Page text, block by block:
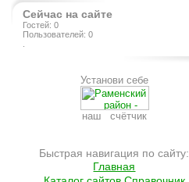
Сейчас на сайте
Гостей: 0
Пользователей: 0
Установи себе
наш счётчик
Быстрая навигация по сайту:
Главная